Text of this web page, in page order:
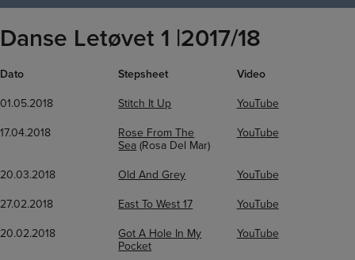
Danse Letøvet 1 |2017/18
Dato Stepsheet
Video
01.05.2018
Stitch It Up
YouTube
17.04.2018
Rose From The
Sea(Rosa Del Mar)
YouTube
20.03.2018 Old And Grey
YouTube
27.02.2018
East To West 17
YouTube
20.02.2018
Got A Hole In My
Pocket
YouTube